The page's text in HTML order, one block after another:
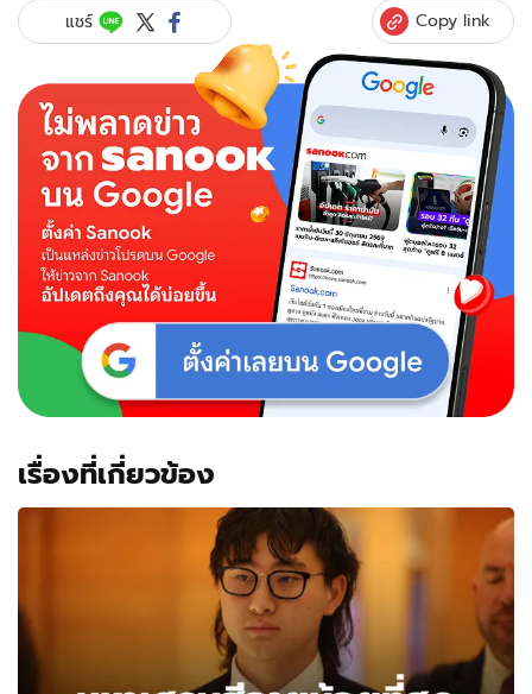
แชร์ Copy link
เรื่องที่เกี่ยวข้อง